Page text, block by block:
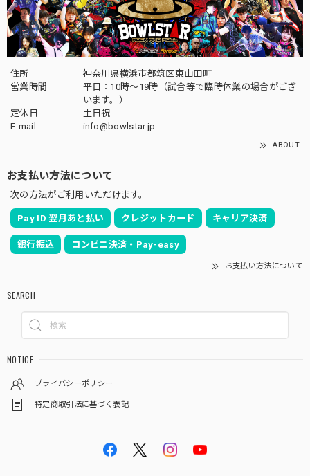
住所
神奈川県横浜市都筑区東山田町
営業時間
平日：10時～19時（試合等で臨時休業の場合がござ
います。）
定休日
土日祝
E-mail
info@bowlstar.jp
ABOUT
お支払い方法について
次の方法がご利用いただけます。
Pay ID 翌月あと払い クレジットカード キャリア決済
銀行振込 コンビニ決済・Pay-easy
お支払い方法について
SEARCH
NOTICE
プライバシーポリシー
特定商取引法に基づく表記